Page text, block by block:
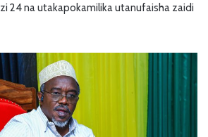
24 na utakapokamilika utanufaisha zaidi